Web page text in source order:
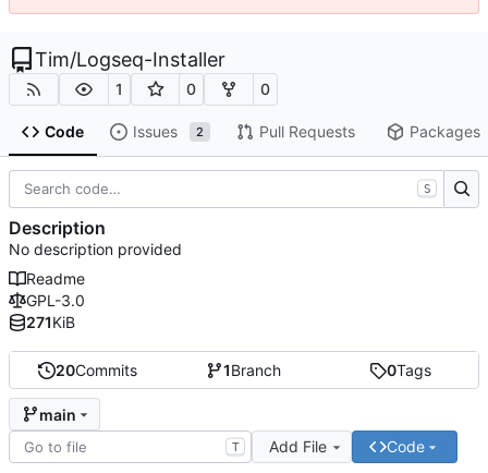
Tim/Logseq-Installer
1 0 0
Code Issues 2 Pull Requests Packages
20Commits 1Branch 0Tags
main
T Add File Code
S
Description
No description provided
Readme
GPL-3.0
271KiB